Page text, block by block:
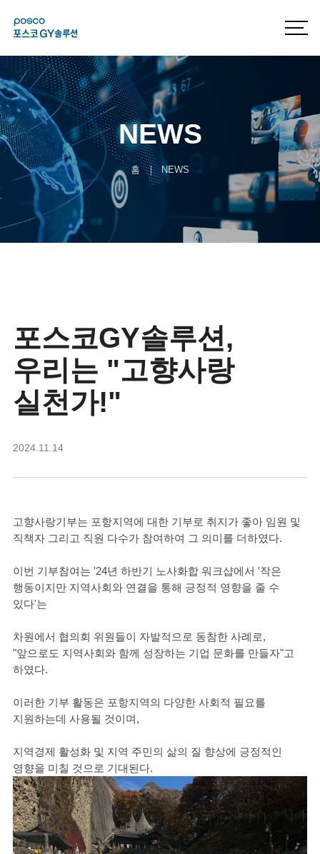
NEWS
홈 NEWS
포스코GY솔루션,
우리는 "고향사랑
실천가!"
2024.11.14
고향사랑기부는 포항지역에 대한 기부로 취지가 좋아 임원 및
직책자 그리고 직원 다수가 참여하여 그 의미를 더하였다.
이번 기부참여는 '24년 하반기 노사화합 워크샵에서 '작은
행동이지만 지역사회와 연결을 통해 긍정적 영향을 줄 수
있다'는
차원에서 협의회 위원들이 자발적으로 동참한 사례로,
"앞으로도 지역사회와 함께 성장하는 기업 문화를 만들자"고
하였다.
이러한 기부 활동은 포항지역의 다양한 사회적 필요를
지원하는데 사용될 것이며,
지역경제 활성화 및 지역 주민의 삶의 질 향상에 긍정적인
영향을 미칠 것으로 기대된다.